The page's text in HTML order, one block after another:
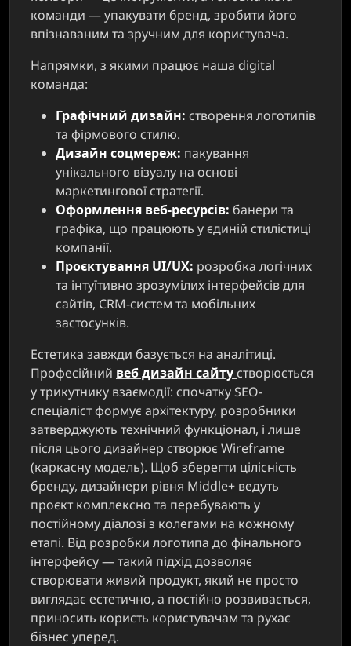
команди — упакувати бренд, зробити його
впізнаваним та зручним для користувача.
Напрямки, з якими працює наша digital
команда:
Графічний дизайн: створення логотипів
та фірмового стилю.
Дизайн соцмереж: пакування
унікального візуалу на основі
маркетингової стратегії.
Оформлення веб-ресурсів: банери та
графіка, що працюють у єдиній стилістиці
компанії.
Проєктування UI/UX: розробка логічних
та інтуїтивно зрозумілих інтерфейсів для
сайтів, CRM-систем та мобільних
застосунків.
Естетика завжди базується на аналітиці.
Професійний веб дизайн сайтустворюється
у трикутнику взаємодії: спочатку SEO-
спеціаліст формує архітектуру, розробники
затверджують технічний функціонал, і лише
після цього дизайнер створює Wireframe
(каркасну модель). Щоб зберегти цілісність
бренду, дизайнери рівня Middle+ ведуть
проєкт комплексно та перебувають у
постійному діалозі з колегами на кожному
етапі. Від розробки логотипа до фінального
інтерфейсу — такий підхід дозволяє
створювати живий продукт, який не просто
виглядає естетично, а постійно розвивається,
приносить користь користувачам та рухає
бізнес уперед.